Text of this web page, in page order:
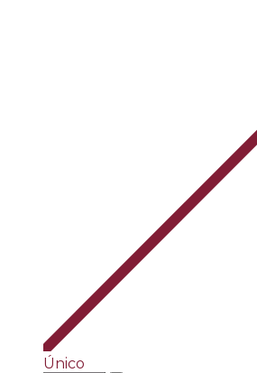
Único